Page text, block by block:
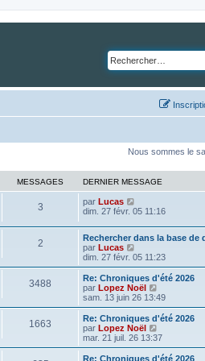
Nous sommes le
MESSAGES DERNIER MESSAGE
3 par Lucas
o
s
u
t
e
r
l
e
d
e
r
n
i
e
dim. 27 févr. 05 11:16
2
Rechercher dans la base de
par Lucas
o
n
s
u
l
r
l
e
dim. 27 févr. 05 11:23
3488
Re: Chroniques d'été 2026
par Lopez Noël
o
n
s
l
e
sam. 13 juin 26 13:49
1663
Re: Chroniques d'été 2026
par Lopez Noël
o
n
s
mar. 21 juil. 26 13:37
Re: Chroniques d'été 2026